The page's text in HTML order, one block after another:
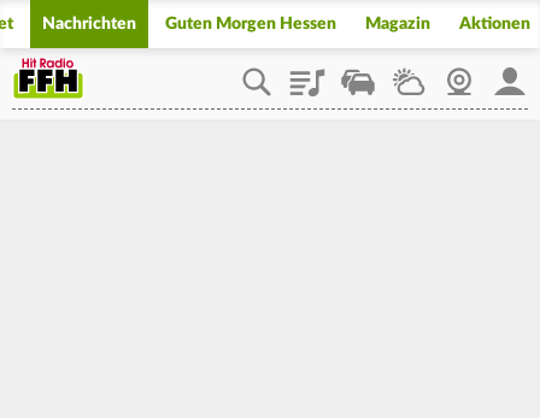
Nachrichten Guten Morgen Hessen Magazin Aktionen
PlaylistStaupilotWetterWebcam